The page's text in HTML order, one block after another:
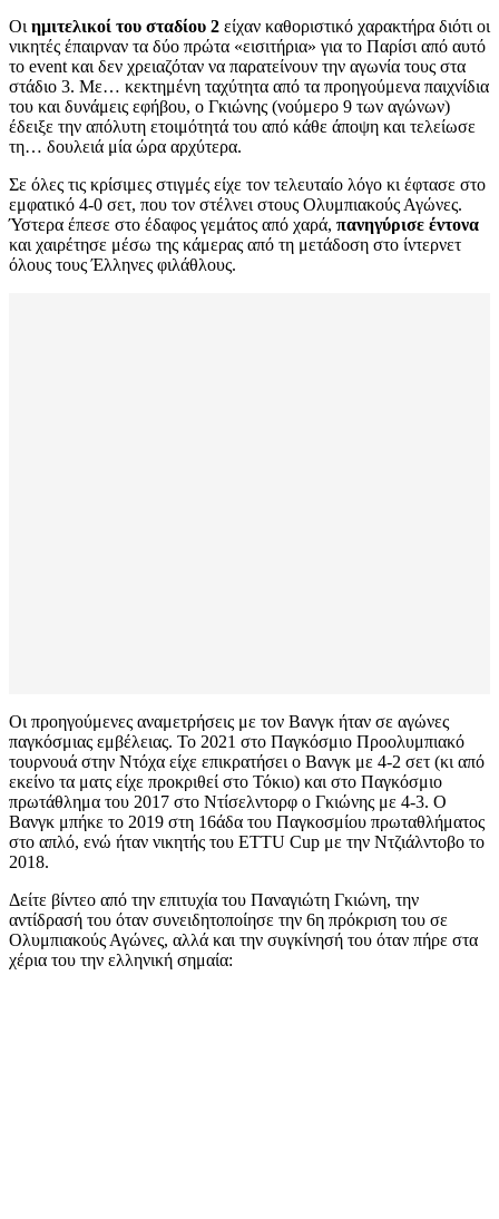
Οι ημιτελικοί του σταδίου 2 είχαν καθοριστικό χαρακτήρα διότι οι
νικητές έπαιρναν τα δύο πρώτα «εισιτήρια» για το Παρίσι από αυτό
το event και δεν χρειαζόταν να παρατείνουν την αγωνία τους στα
στάδιο 3. Με… κεκτημένη ταχύτητα από τα προηγούμενα παιχνίδια
του και δυνάμεις εφήβου, ο Γκιώνης (νούμερο 9 των αγώνων)
έδειξε την απόλυτη ετοιμότητά του από κάθε άποψη και τελείωσε
τη… δουλειά μία ώρα αρχύτερα.
Σε όλες τις κρίσιμες στιγμές είχε τον τελευταίο λόγο κι έφτασε στο
εμφατικό 4-0 σετ, που τον στέλνει στους Ολυμπιακούς Αγώνες.
Ύστερα έπεσε στο έδαφος γεμάτος από χαρά, πανηγύρισε έντονα
και χαιρέτησε μέσω της κάμερας από τη μετάδοση στο ίντερνετ
όλους τους Έλληνες φιλάθλους.
Οι προηγούμενες αναμετρήσεις με τον Βανγκ ήταν σε αγώνες
παγκόσμιας εμβέλειας. To 2021 στο Παγκόσμιο Προολυμπιακό
τουρνουά στην Ντόχα είχε επικρατήσει ο Βανγκ με 4-2 σετ (κι από
εκείνο τα ματς είχε προκριθεί στο Τόκιο) και στο Παγκόσμιο
πρωτάθλημα του 2017 στο Ντίσελντορφ ο Γκιώνης με 4-3. Ο
Βανγκ μπήκε το 2019 στη 16άδα του Παγκοσμίου πρωταθλήματος
στο απλό, ενώ ήταν νικητής του ETTU Cup με την Ντζιάλντοβο το
2018.
Δείτε βίντεο από την επιτυχία του Παναγιώτη Γκιώνη, την
αντίδρασή του όταν συνειδητοποίησε την 6η πρόκριση του σε
Ολυμπιακούς Αγώνες, αλλά και την συγκίνησή του όταν πήρε στα
χέρια του την ελληνική σημαία: